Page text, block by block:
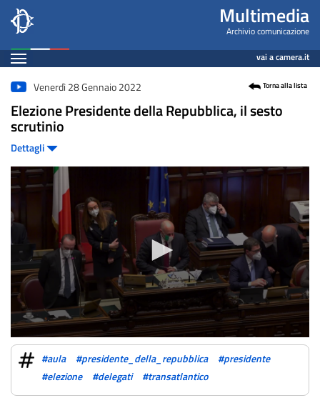
Salta
contenuto
principale
Videogallery Multimedia
Archivio comunicazione
Espandi vai a camera.it
Contenuto
Venerdì 28 Gennaio 2022 Torna alla lista
Elezione Presidente della Repubblica, il sesto
scrutinio
Dettagli
#aula #presidente_della_repubblica
#presidente
#elezione
#delegati #transatlantico